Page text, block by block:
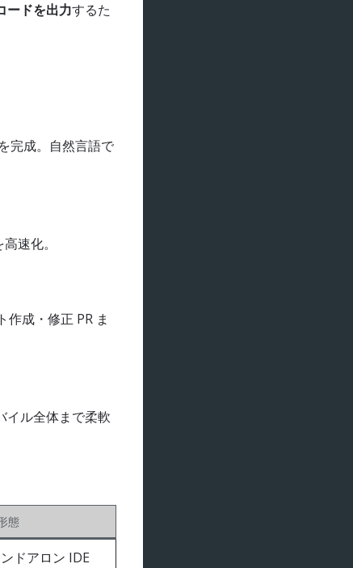
ードを出力するた
完成。自然言語で
速化。
成・修正 PR ま
イル全体まで柔軟
態
ドアロン IDE